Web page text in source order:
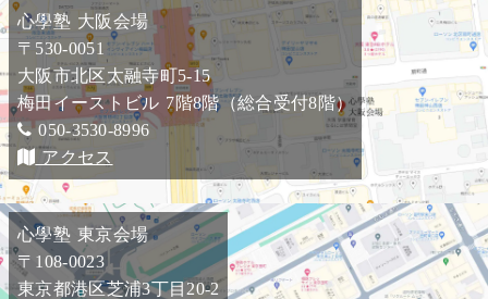
心學塾 大阪会場
〒530-0051
大阪市北区太融寺町5-15
梅田イーストビル 7階8階（総合受付8階）
050-3530-8996
アクセス
心學塾 東京会場
〒108-0023
東京都港区芝浦3丁目20-2